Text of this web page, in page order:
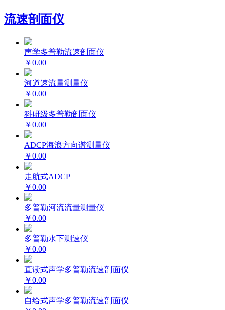
流速剖面仪
声学多普勒流速剖面仪
￥0.00
河道速流量测量仪
￥0.00
科研级多普勒剖面仪
￥0.00
ADCP海浪方向谱测量仪
￥0.00
走航式ADCP
￥0.00
多普勒河流流量测量仪
￥0.00
多普勒水下测速仪
￥0.00
直读式声学多普勒流速剖面仪
￥0.00
自给式声学多普勒流速剖面仪